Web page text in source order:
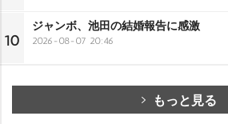
10
ジャンボ、池田の結婚報告に感激
2026-08-07 20:46
もっと見る